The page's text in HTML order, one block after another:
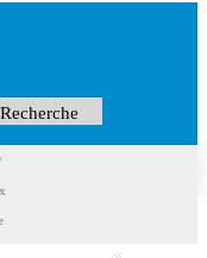
Recherche